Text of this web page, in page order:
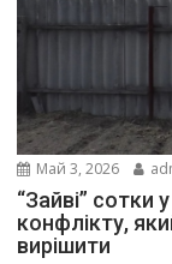
Май 3, 2026
“Зайві” сотки
конфлікту,
вирішити